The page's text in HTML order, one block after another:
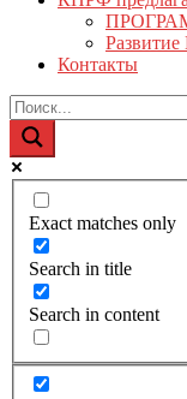
Контакты
Exact matches only
Search in title
Search in content